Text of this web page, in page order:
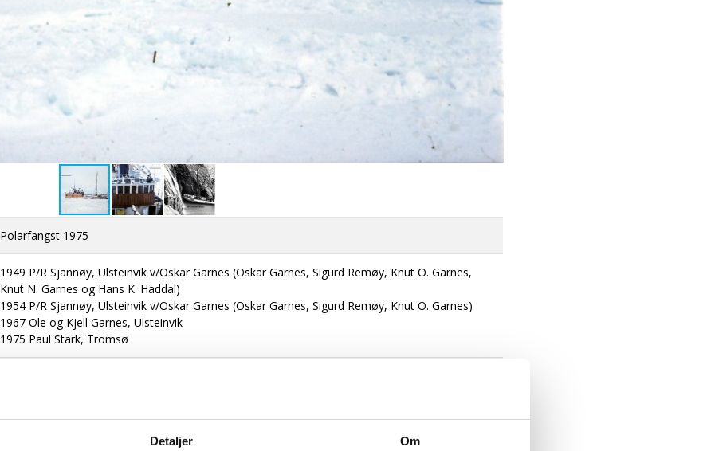
Detaljer Om
Polarfangst 1975
1949 P/R Sjannøy, Ulsteinvik v/Oskar Garnes (Oskar Garnes, Sigurd Remøy, Knut O. Garnes,
Knut N. Garnes og Hans K. Haddal)
1954 P/R Sjannøy, Ulsteinvik v/Oskar Garnes (Oskar Garnes, Sigurd Remøy, Knut O. Garnes)
1967 Ole og Kjell Garnes, Ulsteinvik
1975 Paul Stark, Tromsø